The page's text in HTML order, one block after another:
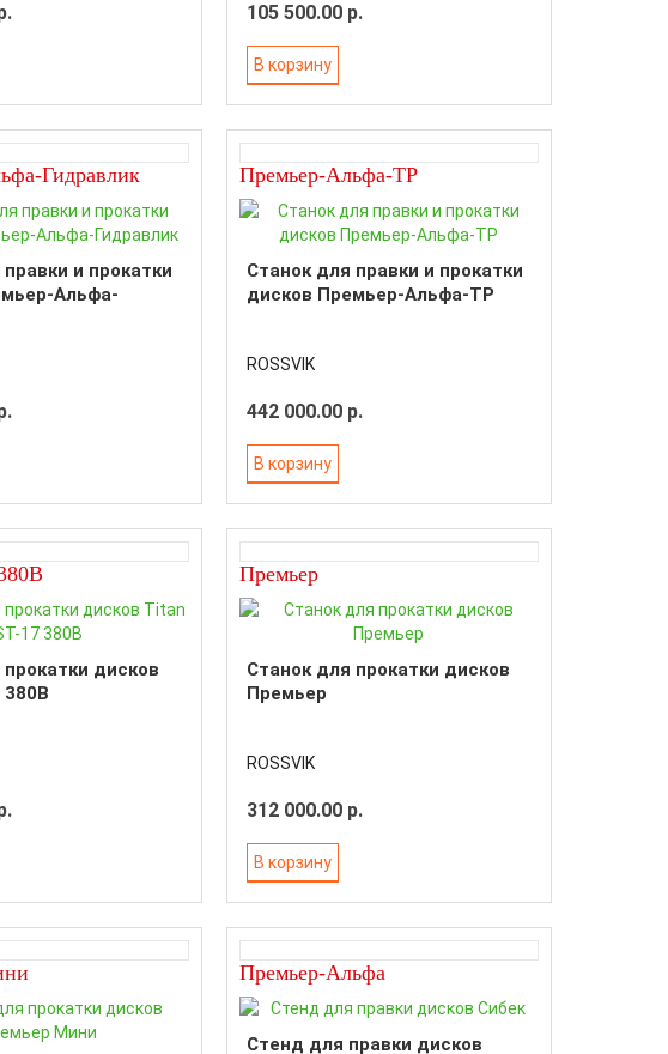
105 500.00 р.
В корзину
Гидравлик
и прокатки
Альфа-
Премьер-Альфа-ТР
Станок для правки и прокатки
дисков Премьер-Альфа-ТР
ROSSVIK
442 000.00 р.
В корзину
дисков
380В
Премьер
Станок для прокатки дисков
Премьер
ROSSVIK
312 000.00 р.
В корзину
Премьер-Альфа
Стенд для правки дисков